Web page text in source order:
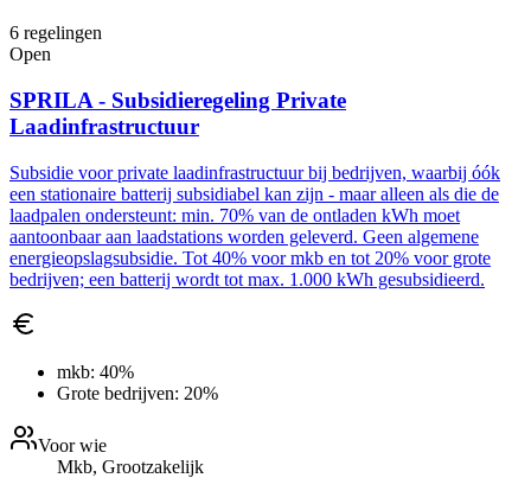
6 regelingen
Open
SPRILA - Subsidieregeling Private
Laadinfrastructuur
Subsidie voor private laadinfrastructuur bij bedrijven, waarbij óók
een stationaire batterij subsidiabel kan zijn - maar alleen als die de
laadpalen ondersteunt: min. 70% van de ontladen kWh moet
aantoonbaar aan laadstations worden geleverd. Geen algemene
energieopslagsubsidie. Tot 40% voor mkb en tot 20% voor grote
bedrijven; een batterij wordt tot max. 1.000 kWh gesubsidieerd.
mkb: 40%
Grote bedrijven: 20%
Voor wie
Mkb, Grootzakelijk